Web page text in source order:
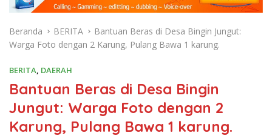
Beranda BERITA
Bantuan Beras di Desa Bingin Jungut:
Warga Foto dengan 2 Karung, Pulang Bawa 1 karung.
BERITA, DAERAH
Bantuan Beras di Desa Bingin
Jungut: Warga Foto dengan 2
Karung, Pulang Bawa 1 karung.